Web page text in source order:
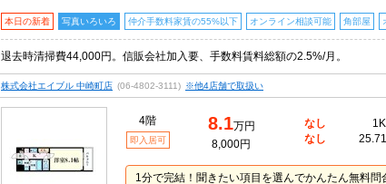
本日の新着 写真いろいろ 仲介手数料家賃の55%以下 オンライン相談可能 角部屋
退去時清掃費44,000円。信販会社加入要、手数料賃料総額の2.5%/月。
株式会社エイブル 中崎町店 (06-4802-3111) ※他4店舗で取扱い
4階
即入居可
8.1万円
8,000円
なし
なし
1K
1分で完結！聞きたい項目を選んでかんたん無料問